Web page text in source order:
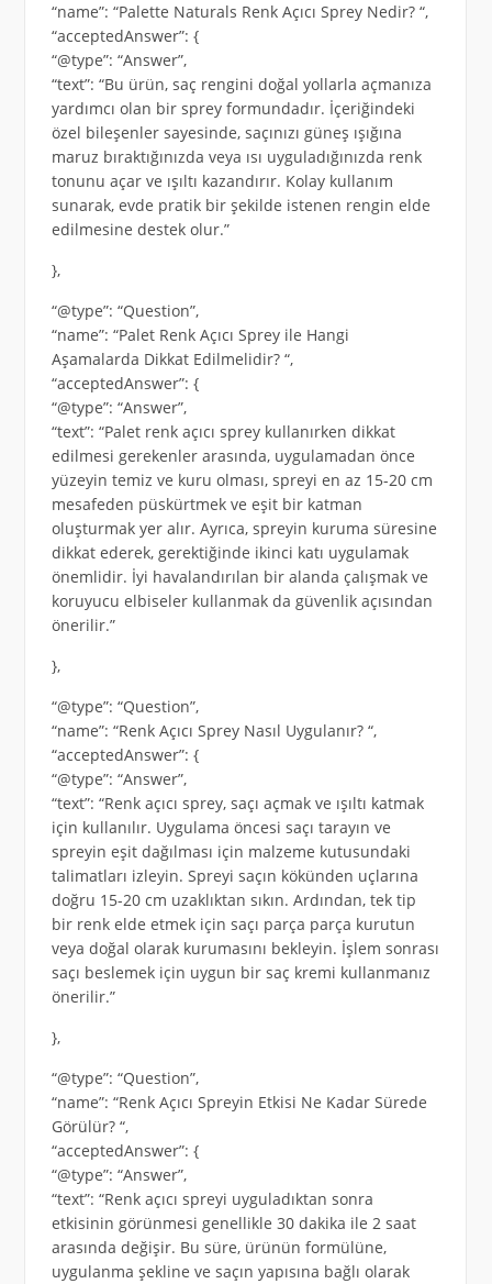
“name”: “Palette Naturals Renk Açıcı Sprey Nedir? “,
“acceptedAnswer”: {
“@type”: “Answer”,
“text”: “Bu ürün, saç rengini doğal yollarla açmanıza
yardımcı olan bir sprey formundadır. İçeriğindeki
özel bileşenler sayesinde, saçınızı güneş ışığına
maruz bıraktığınızda veya ısı uyguladığınızda renk
tonunu açar ve ışıltı kazandırır. Kolay kullanım
sunarak, evde pratik bir şekilde istenen rengin elde
edilmesine destek olur.”
},
“@type”: “Question”,
“name”: “Palet Renk Açıcı Sprey ile Hangi
Aşamalarda Dikkat Edilmelidir? “,
“acceptedAnswer”: {
“@type”: “Answer”,
“text”: “Palet renk açıcı sprey kullanırken dikkat
edilmesi gerekenler arasında, uygulamadan önce
yüzeyin temiz ve kuru olması, spreyi en az 15-20 cm
mesafeden püskürtmek ve eşit bir katman
oluşturmak yer alır. Ayrıca, spreyin kuruma süresine
dikkat ederek, gerektiğinde ikinci katı uygulamak
önemlidir. İyi havalandırılan bir alanda çalışmak ve
koruyucu elbiseler kullanmak da güvenlik açısından
önerilir.”
},
“@type”: “Question”,
“name”: “Renk Açıcı Sprey Nasıl Uygulanır? “,
“acceptedAnswer”: {
“@type”: “Answer”,
“text”: “Renk açıcı sprey, saçı açmak ve ışıltı katmak
için kullanılır. Uygulama öncesi saçı tarayın ve
spreyin eşit dağılması için malzeme kutusundaki
talimatları izleyin. Spreyi saçın kökünden uçlarına
doğru 15-20 cm uzaklıktan sıkın. Ardından, tek tip
bir renk elde etmek için saçı parça parça kurutun
veya doğal olarak kurumasını bekleyin. İşlem sonrası
saçı beslemek için uygun bir saç kremi kullanmanız
önerilir.”
},
“@type”: “Question”,
“name”: “Renk Açıcı Spreyin Etkisi Ne Kadar Sürede
Görülür? “,
“acceptedAnswer”: {
“@type”: “Answer”,
“text”: “Renk açıcı spreyi uyguladıktan sonra
etkisinin görünmesi genellikle 30 dakika ile 2 saat
arasında değişir. Bu süre, ürünün formülüne,
uygulanma şekline ve saçın yapısına bağlı olarak